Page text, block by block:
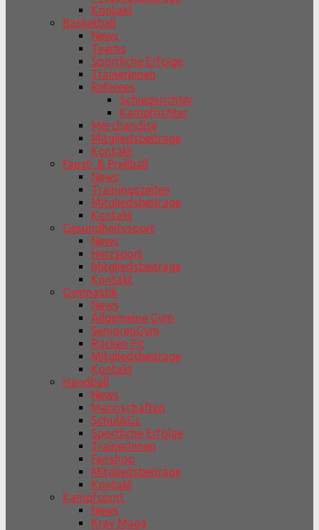
Kontakt
Basketball
News
Teams
Sportliche Erfolge
TrainerInnen
Referees
Schiedsrichter
Kampfrichter
Merchandise
Mitgliedsbeiträge
Kontakt
Faust- & Prellball
News
Trainingszeiten
Mitgliedsbeiträge
Kontakt
Gesundheitssport
News
Herzsport
Mitgliedsbeiträge
Kontakt
Gymnastik
News
Allgemeine Gym
SeniorenGym
Rücken Fit
Mitgliedsbeiträge
Kontakt
Handball
News
Mannschaften
SchulAGs
Sportliche Erfolge
TrainerInnen
Fanshop
Mitgliedsbeiträge
Kontakt
Kampfsport
News
Krav Maga